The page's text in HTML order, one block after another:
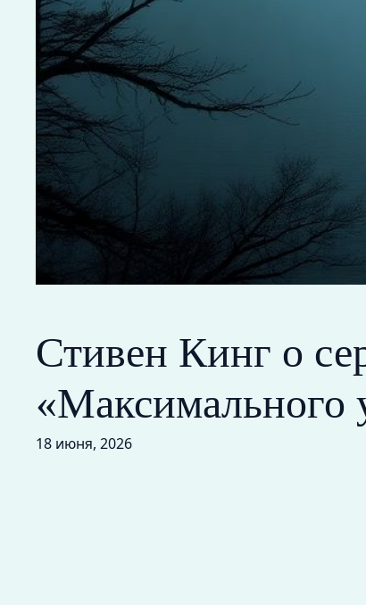
Стивен Кинг о
«Максимального
18 июня, 2026